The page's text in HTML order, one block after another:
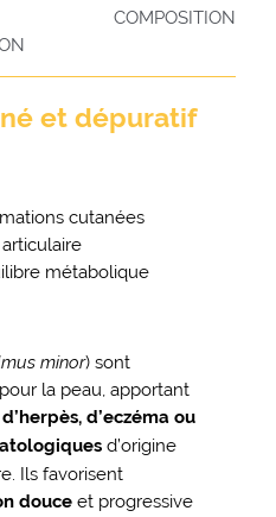
COMPOSITION
et dépuratif
cutanées
métabolique
minor) sont
la peau, apportant
d’eczéma ou
d’origine
Ils favorisent
douceet progressive